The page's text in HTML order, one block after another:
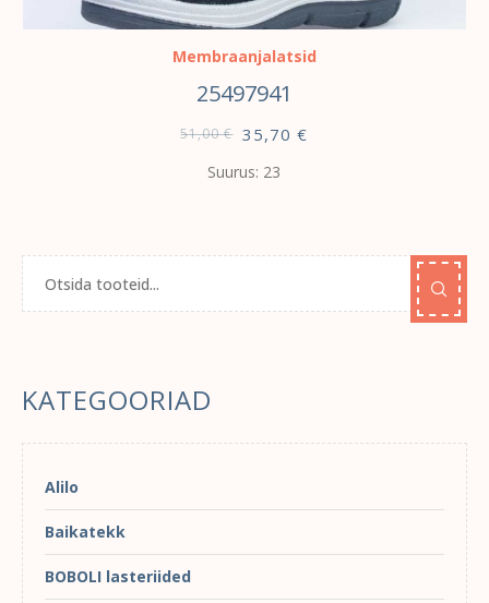
Membraanjalatsid
25497941
51,00 € 35,70 €
Suurus: 23
KATEGOORIAD
Alilo
Baikatekk
BOBOLI lasteriided